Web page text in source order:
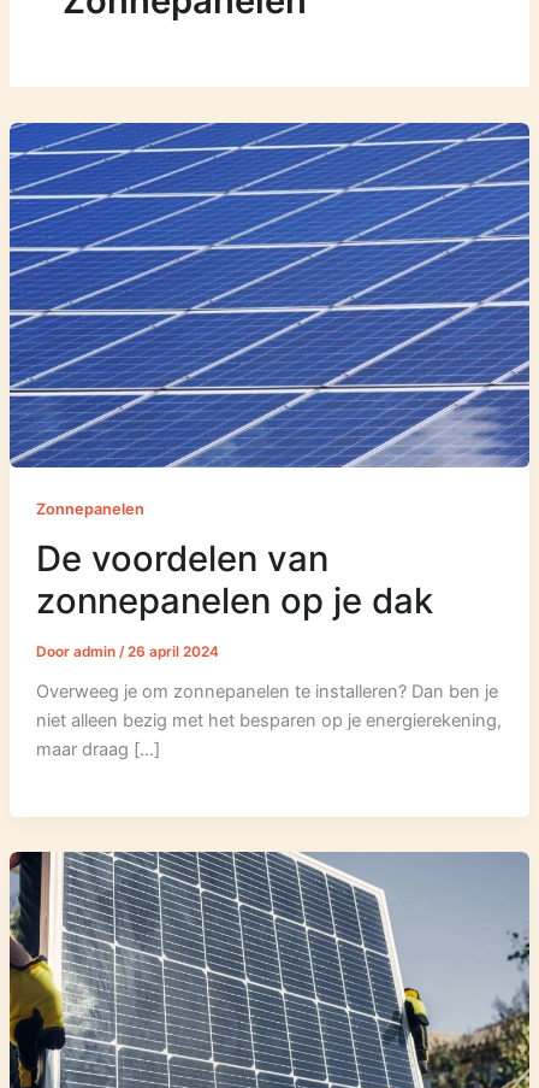
Zonnepanelen
De voordelen van
zonnepanelen op je dak
Door admin /26 april 2024
Overweeg je om zonnepanelen te installeren? Dan ben je
niet alleen bezig met het besparen op je energierekening,
maar draag […]